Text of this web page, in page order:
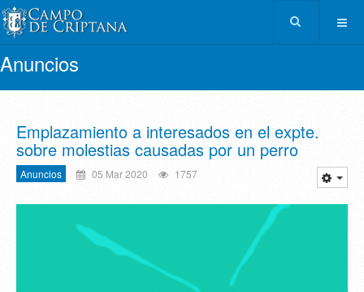
Anuncios
Emplazamiento a interesados en el expte.
sobre molestias causadas por un perro
Anuncios 05 Mar 2020 1757